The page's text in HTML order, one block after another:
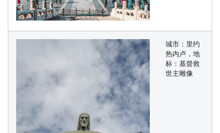
城市：里约
热内卢，地
标：基督救
世主雕像